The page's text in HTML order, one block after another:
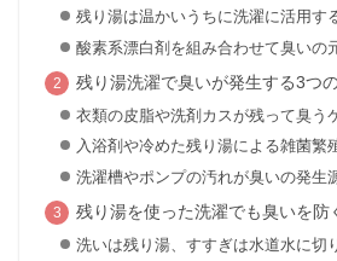
残り湯は温かいうちに洗濯に活用す
酸素系漂白剤を組み合わせて臭いの
残り湯洗濯で臭いが発生する3つ
衣類の皮脂や洗剤カスが残って臭う
入浴剤や冷めた残り湯による雑菌繁
洗濯槽やポンプの汚れが臭いの発生
残り湯を使った洗濯でも臭いを防
洗いは残り湯、すすぎは水道水に切